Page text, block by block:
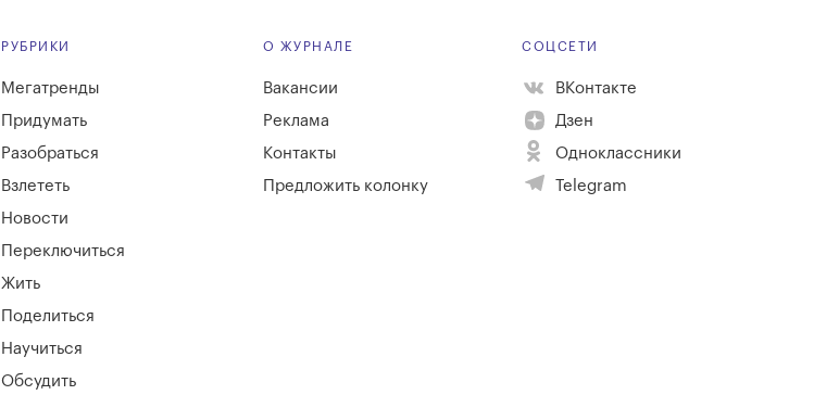
РУБРИКИ
Мегатренды
Придумать
Разобраться
Взлететь
Новости
Переключиться
Жить
Поделиться
Научиться
Обсудить
О ЖУРНАЛЕ
Вакансии
Реклама
Контакты
Предложить колонку
СОЦСЕТИ
ВКонтакте
Дзен
Одноклассники
Telegram